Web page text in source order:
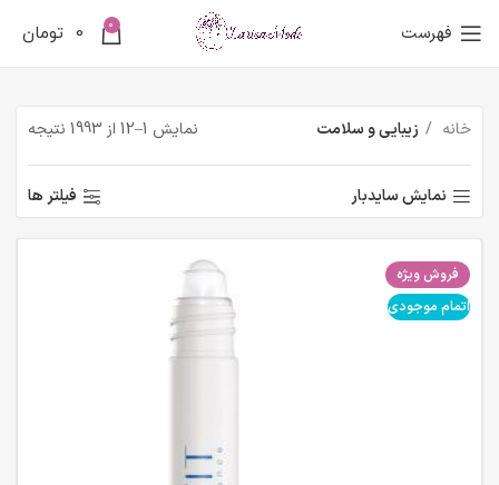
فهرست 0
0 تومان
خانه زیبایی و سلامت نمایش 1–12 از 1993 نتیجه
نمایش سایدبار فیلتر ها
فروش ویژه
اتمام موجودی